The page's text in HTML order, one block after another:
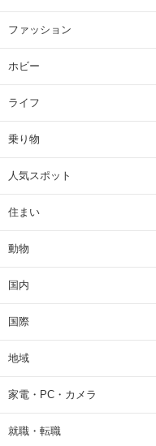
ファッション
ホビー
ライフ
乗り物
人気スポット
住まい
動物
国内
国際
地域
家電・PC・カメラ
就職・転職